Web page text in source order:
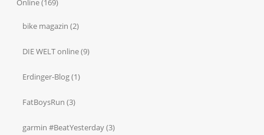
Online(169)
bike magazin (2)
DIE WELT online(9)
Erdinger-Blog(1)
FatBoysRun (3)
garmin #BeatYesterday(3)